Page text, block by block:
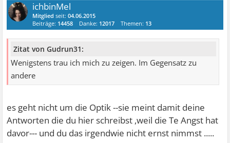
ichbinMel
Mitglied seit:04.06.2015
Beiträge: 14458 Danke: 12017 Themen: 13
Zitat von Gudrun31:
Wenigstens trau ich mich zu zeigen. Im Gegensatz zu
andere
es geht nicht um die Optik --sie meint damit deine
Antworten die du hier schreibst ,weil die Te Angst hat
davor--- und du das irgendwie nicht ernst nimmst .....